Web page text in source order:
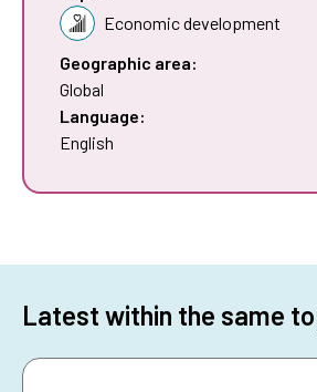
Economic development
Geographic area:
Global
Language:
English
Latest within the same